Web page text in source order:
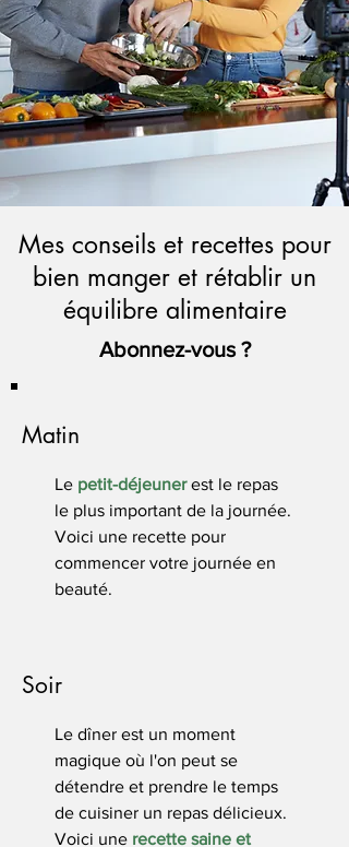
Mes conseils et recettes pour
bien manger et rétablir un
équilibre alimentaire
Abonnez-vous ?
Matin
Le petit-déjeunerest le repas
le plus important de la journée.
Voici une recette pour
commencer votre journée en
beauté.
Soir
Le dîner est un moment
magique où l'on peut se
détendre et prendre le temps
de cuisiner un repas délicieux.
Voici une recette saine et